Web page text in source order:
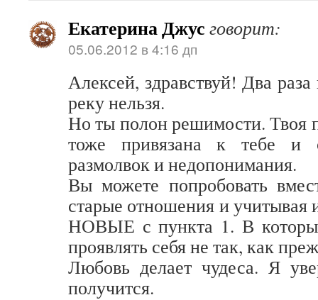
Екатерина Джус говорит:
05.06.2012 в 4:16 дп
Алексей, здравствуй! Два
реку нельзя.
Но ты полон решимости. Твоя
тоже привязана к тебе и
размолвок и недопонимания.
Вы можете попробовать
старые отношения и учитывая
НОВЫЕ с пункта 1. В
проявлять себя не так, как
Любовь делает чудеса. Я
получится.